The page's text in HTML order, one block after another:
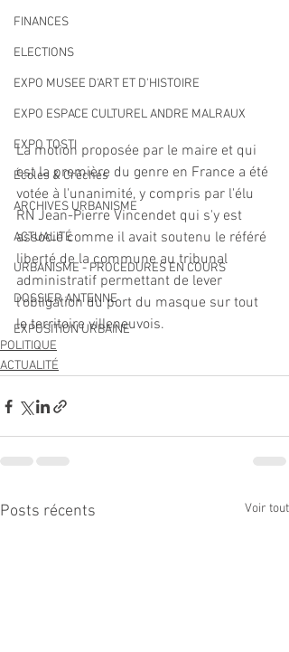
FINANCES
ELECTIONS
EXPO MUSEE D'ART ET D'HISTOIRE
EXPO ESPACE CULTUREL ANDRE MALRAUX
EXPO TOSTI
Écoles & Crèches
ARCHIVES URBANISME
ACTUALITÉ
URBANISME - PROCEDURES EN COURS
DOSSIER ANTENNE
EXPOSITION URBAINE
La motion proposée par le maire et qui
est la première du genre en France a été
votée à l'unanimité, y compris par l'élu
RN Jean-Pierre Vincendet qui s'y est
associé comme il avait soutenu le référé
liberté de la commune au tribunal
administratif permettant de lever
l'obligation du port du masque sur tout
le territoire villeneuvois.
POLITIQUE
ACTUALITÉ
Posts récents Voir tout